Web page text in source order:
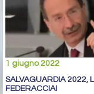
1 giugno 2022
SALVAGUARDIA 2022,
FEDERACCIAI